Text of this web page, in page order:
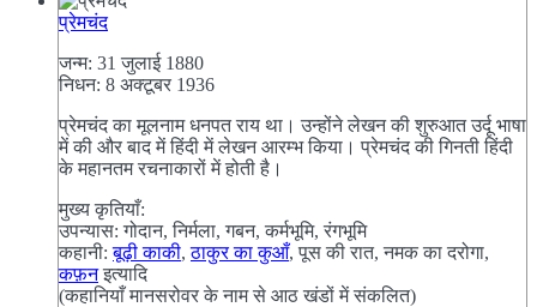
प्रेमचंद
जन्म: 31 जुलाई 1880
निधन: 8 अक्टूबर 1936
प्रेमचंद का मूलनाम धनपत राय था। उन्होंने लेखन की शुरुआत उर्दू भाषा
में की और बाद में हिंदी में लेखन आरम्भ किया। प्रेमचंद की गिनती हिंदी
के महानतम रचनाकारों में होती है।
मुख्य कृतियाँ:
उपन्यास: गोदान, निर्मला, गबन, कर्मभूमि, रंगभूमि
कहानी:बूढ़ी काकी,ठाकुर का कुआँ, पूस की रात, नमक का दरोगा,
कफ़नइत्यादि
(कहानियाँ मानसरोवर के नाम से आठ खंडों में संकलित)